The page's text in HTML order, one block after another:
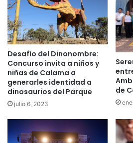
Desafío del Dinonombre:
Concurso invita a niños y
niñas de Calama a
generarles identidad a
dinosaurios del Parque
julio 6, 2023
de